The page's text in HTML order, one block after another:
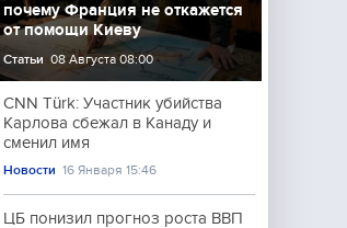
почему Франция не откажется
от помощи Киеву
Статьи 08 Августа 08:00
CNN Türk: Участник убийства
Карлова сбежал в Канаду и
сменил имя
Новости 16 Января 15:46
ЦБ понизил прогноз роста ВВП